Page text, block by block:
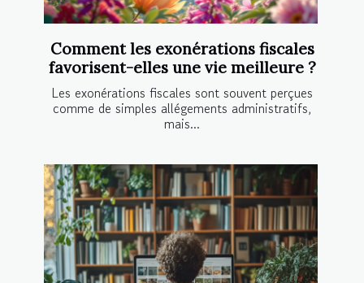
Comment les exonérations fiscales
favorisent-elles une vie meilleure ?
Les exonérations fiscales sont souvent perçues
comme de simples allégements administratifs,
mais...